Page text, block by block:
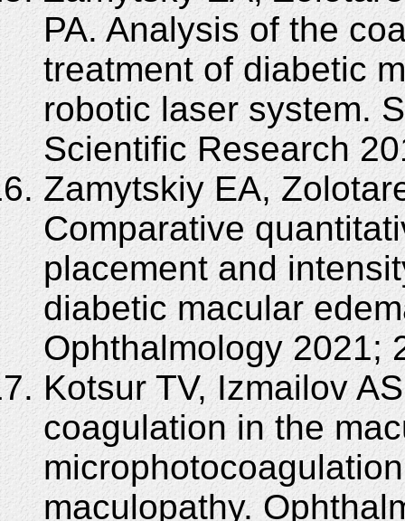
PA. Analysis of the
treatment of diabetic
robotic laser system.
Scientific Research
Zamytskiy EA,
Comparative
placement and
diabetic macular
Ophthalmology 2021;
Kotsur TV, Izmailov
coagulation in the
maculopathy.